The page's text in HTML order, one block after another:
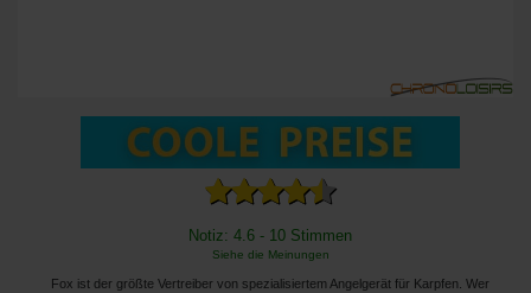
Notiz: 4.6 - 10 Stimmen
Siehe die Meinungen
Fox ist der größte Vertreiber von spezialisiertem Angelgerät für Karpfen. Wer